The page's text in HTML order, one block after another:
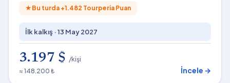
★ Bu turda +1.482 Tourperia Puan
İlk kalkış ·13 May 2027
3.197 $ /kişi
≈ 148.200 ₺
İncele →